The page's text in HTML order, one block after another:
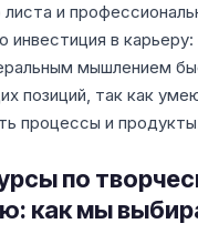
листа и
инвестиция в
мышлением
позиций, так как
процессы и
по
как мы